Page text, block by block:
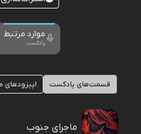
موارد مرتبط
پادکست
قسمت‌های پادکست اپیزودهای
ماجرای جنوب